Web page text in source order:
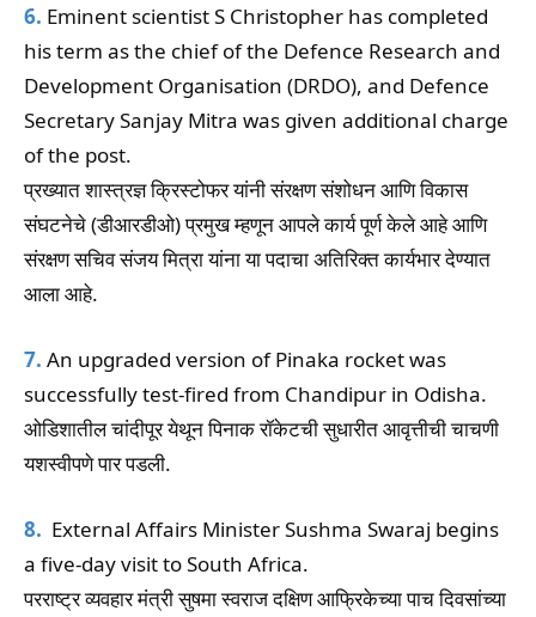
6. Eminent scientist S Christopher has completed
his term as the chief of the Defence Research and
Development Organisation (DRDO), and Defence
Secretary Sanjay Mitra was given additional charge
of the post.
प्रख्यात शास्त्रज्ञ क्रिस्टोफर यांनी संरक्षण संशोधन आणि विकास
संघटनेचे (डीआरडीओ) प्रमुख म्हणून आपले कार्य पूर्ण केले आहे आणि
संरक्षण सचिव संजय मित्रा यांना या पदाचा अतिरिक्त कार्यभार देण्यात
आला आहे.
7. An upgraded version of Pinaka rocket was
successfully test-fired from Chandipur in Odisha.
ओडिशातील चांदीपूर येथून पिनाक रॉकेटची सुधारीत आवृत्तीची चाचणी
यशस्वीपणे पार पडली.
8. External Affairs Minister Sushma Swaraj begins
a five-day visit to South Africa.
परराष्ट्र व्यवहार मंत्री सुषमा स्वराज दक्षिण आफ्रिकेच्या पाच दिवसांच्या